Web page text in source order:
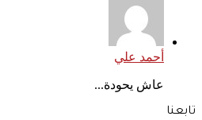
أحمد علي
عاش يحودة...
تابعنا